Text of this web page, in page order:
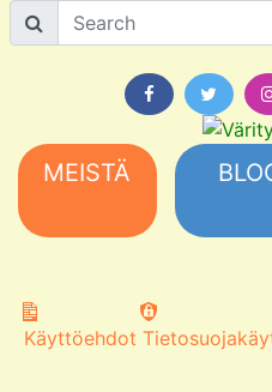
MEISTÄ
Käyttöehdot